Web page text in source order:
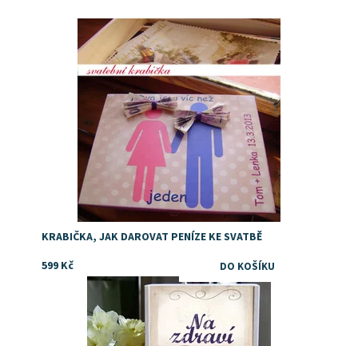
Dostupnost: Skladem
KRABIČKA, JAK DAROVAT PENÍZE KE SVATBĚ
599 Kč
Dostupnost:
Skladem